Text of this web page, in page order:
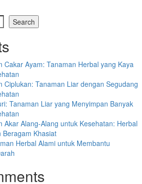
Search
Cakar Ayam: Tanaman Herbal yang Kaya
Ciplukan: Tanaman Liar dengan Segudang
Tanaman Liar yang Menyimpan Banyak
Akar Alang-Alang untuk Kesehatan: Herbal
Beragam Khasiat
Herbal Alami untuk Membantu